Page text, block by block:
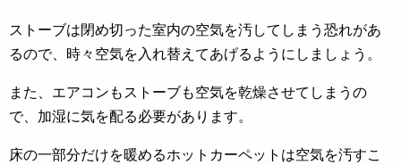
ストーブは閉め切った室内の空気を汚してしまう恐れがあ
るので、時々空気を入れ替えてあげるようにしましょう。
また、エアコンもストーブも空気を乾燥させてしまうの
で、加湿に気を配る必要があります。
床の一部分だけを暖めるホットカーペットは空気を汚すこ